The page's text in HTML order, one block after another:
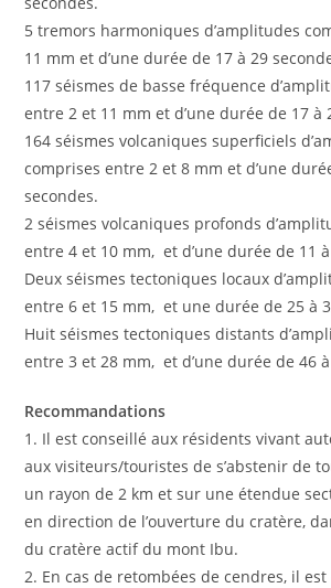
5 tremors harmoniques d’amplitudes
11 mm et d’une durée de 17 à 29
117 séismes de basse fréquence
entre 2 et 11 mm et d’une durée de 17 à
164 séismes volcaniques superficiels
comprises entre 2 et 8 mm et d’une
secondes.
2 séismes volcaniques profonds
entre 4 et 10 mm, et d’une durée de 11
Deux séismes tectoniques locaux
entre 6 et 15 mm, et une durée de 25 à
Huit séismes tectoniques distants
entre 3 et 28 mm, et d’une durée de 46
Recommandations
1. Il est conseillé aux résidents vivant
aux visiteurs/touristes de s’abstenir de
un rayon de 2 km et sur une étendue
en direction de l’ouverture du cratère,
du cratère actif du mont Ibu.
2. En cas de retombées de cendres, il